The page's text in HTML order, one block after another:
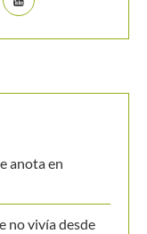
anota en
no vivía desde